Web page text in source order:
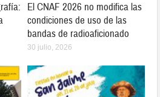
El CNAF 2026 no modifica las
condiciones de uso de las
bandas de radioaficionado
30 julio, 2026